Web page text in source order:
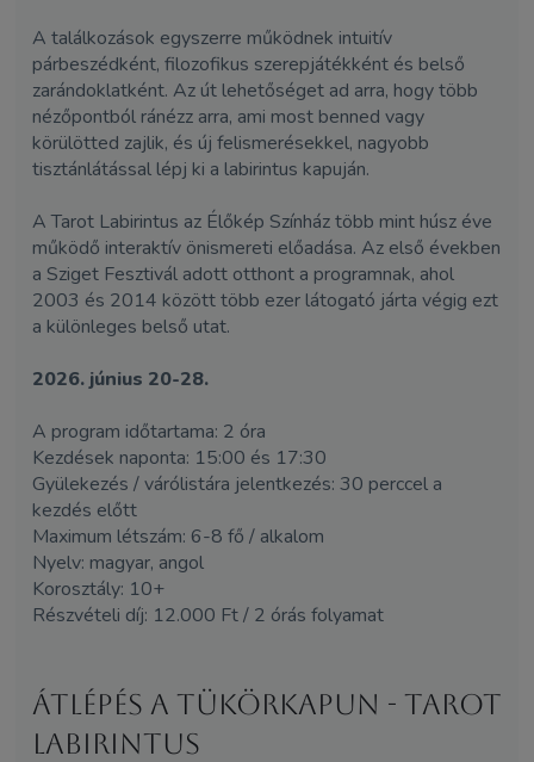
A találkozások egyszerre működnek intuitív
párbeszédként, filozofikus szerepjátékként és belső
zarándoklatként. Az út lehetőséget ad arra, hogy több
nézőpontból ránézz arra, ami most benned vagy
körülötted zajlik, és új felismerésekkel, nagyobb
tisztánlátással lépj ki a labirintus kapuján.
A Tarot Labirintus az Élőkép Színház több mint húsz éve
működő interaktív önismereti előadása. Az első években
a Sziget Fesztivál adott otthont a programnak, ahol
2003 és 2014 között több ezer látogató járta végig ezt
a különleges belső utat.
2026. június 20-28.
A program időtartama: 2 óra
Kezdések naponta: 15:00 és 17:30
Gyülekezés / várólistára jelentkezés: 30 perccel a
kezdés előtt
Maximum létszám: 6-8 fő / alkalom
Nyelv: magyar, angol
Korosztály: 10+
Részvételi díj: 12.000 Ft / 2 órás folyamat
Átlépés a tükörkapun - Tarot
Labirintus